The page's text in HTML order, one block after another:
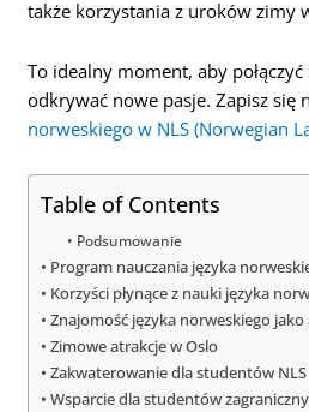
także korzystania z uroków zimy
To idealny moment, aby
odkrywać nowe pasje. Zapisz się
norweskiego w NLS (Norwegian
Table of Contents
Podsumowanie
Program nauczania języka
Korzyści płynące z nauki języka
Znajomość języka norweskiego
Zimowe atrakcje w Oslo
Zakwaterowanie dla studentów
Wsparcie dla studentów